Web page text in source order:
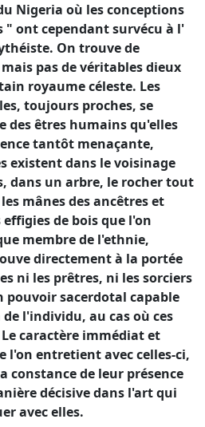
Nigeria où les conceptions
ont cependant survécu à l'
On trouve de
pas de véritables dieux
royaume céleste. Les
toujours proches, se
des êtres humains qu'elles
tantôt menaçante,
existent dans le voisinage
dans un arbre, le rocher tout
mânes des ancêtres et
de bois que l'on
membre de l'ethnie,
directement à la portée
ni les prêtres, ni les sorciers
pouvoir sacerdotal capable
l'individu, au cas où ces
caractère immédiat et
l'on entretient avec celles-ci,
constance de leur présence
décisive dans l'art qui
avec elles.